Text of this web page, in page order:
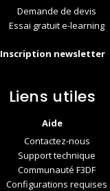
Demande de devis
Essai gratuit e-learning
Inscription newsletter
Liens utiles
Aide
Contactez-nous
Support technique
Communauté F3DF
Configurations requises